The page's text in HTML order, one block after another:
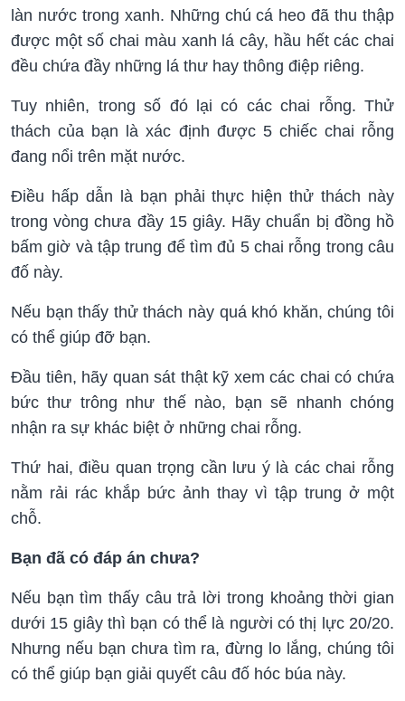
làn nước trong xanh. Những chú cá heo đã thu thập
được một số chai màu xanh lá cây, hầu hết các chai
đều chứa đầy những lá thư hay thông điệp riêng.
Tuy nhiên, trong số đó lại có các chai rỗng. Thử
thách của bạn là xác định được 5 chiếc chai rỗng
đang nổi trên mặt nước.
Điều hấp dẫn là bạn phải thực hiện thử thách này
trong vòng chưa đầy 15 giây. Hãy chuẩn bị đồng hồ
bấm giờ và tập trung để tìm đủ 5 chai rỗng trong câu
đố này.
Nếu bạn thấy thử thách này quá khó khăn, chúng tôi
có thể giúp đỡ bạn.
Đầu tiên, hãy quan sát thật kỹ xem các chai có chứa
bức thư trông như thế nào, bạn sẽ nhanh chóng
nhận ra sự khác biệt ở những chai rỗng.
Thứ hai, điều quan trọng cần lưu ý là các chai rỗng
nằm rải rác khắp bức ảnh thay vì tập trung ở một
chỗ.
Bạn đã có đáp án chưa?
Nếu bạn tìm thấy câu trả lời trong khoảng thời gian
dưới 15 giây thì bạn có thể là người có thị lực 20/20.
Nhưng nếu bạn chưa tìm ra, đừng lo lắng, chúng tôi
có thể giúp bạn giải quyết câu đố hóc búa này.